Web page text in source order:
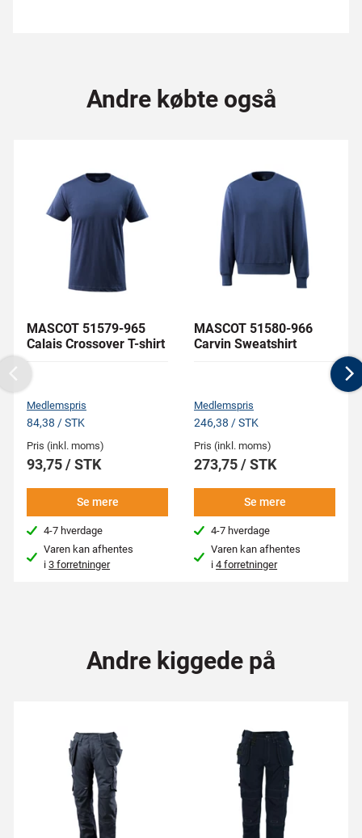
Andre købte også
MASCOT 51579-965
Calais Crossover T-shirt
Medlemspris
84,38 / STK
Pris (inkl. moms)
93,75 / STK
Se mere
4-7 hverdage
Varen kan afhentes
i3 forretninger
MASCOT 51580-966
Carvin Sweatshirt
Medlemspris
246,38 / STK
Pris (inkl. moms)
273,75 / STK
Se mere
4-7 hverdage
Varen kan afhentes
i4 forretninger
Previous
Andre kiggede på